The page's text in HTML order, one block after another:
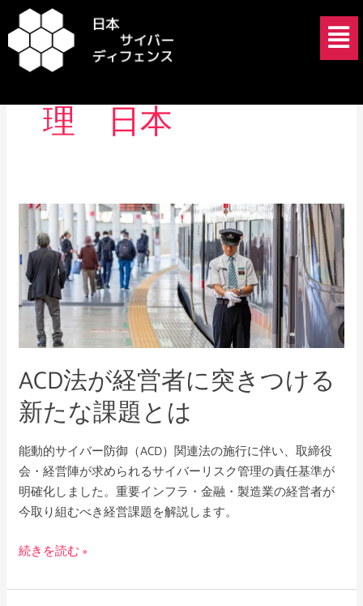
容
を
ッ
メ
ニ
ュ
サイバーリスク管
理 日本
ACD法が経営者に突きつける
新たな課題とは
能動的サイバー防御（ACD）関連法の施行に伴い、取締役
会・経営陣が求められるサイバーリスク管理の責任基準が
明確化しました。重要インフラ・金融・製造業の経営者が
今取り組むべき経営課題を解説します。
ACD
法
が
経
営
者
に
突
き
つ
け
新
た
な
課
と
続きを読む »